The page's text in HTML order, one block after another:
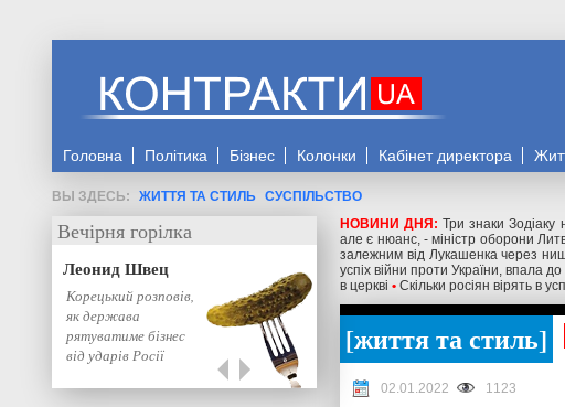
Головна Політика Бізнес Колонки Кабінет директора
ЖИТТЯ ТА СТИЛЬ СУСПІЛЬСТВО
НОВИНИ ДНЯ:Три знаки Зодіаку
але є нюанс, - міністр оборони
залежним від Лукашенка через
успіх війни проти України, впала
в церкві • Скільки росіян вірять в
життя та стиль
02.01.2022 1123
Вечірня горілка
Леонид Швец
Корецький розповів,
як держава
рятуватиме бізнес
від ударів Росії